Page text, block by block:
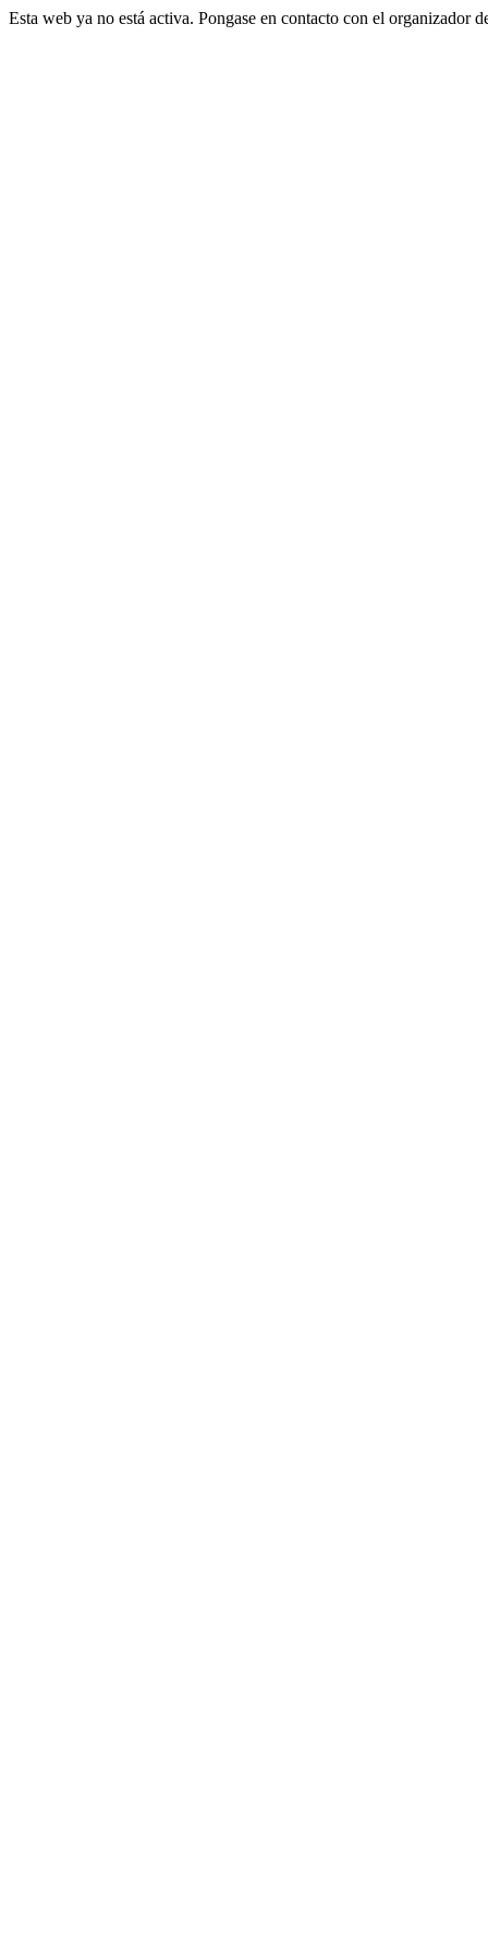
Esta web ya no está activa. Pongase en contacto con el organizador